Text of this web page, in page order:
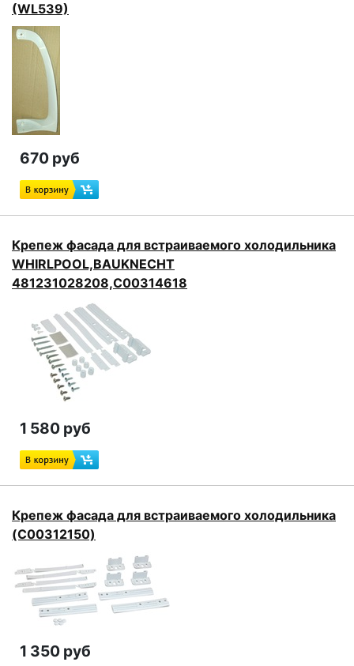
(WL539)
670 руб
Крепеж фасада для встраиваемого холодильника
WHIRLPOOL,BAUKNECHT
481231028208,C00314618
1 580 руб
Крепеж фасада для встраиваемого холодильника
(C00312150)
1 350 руб